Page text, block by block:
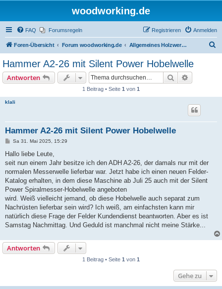
woodworking.de
FAQ Forumsregeln Anmelden
Registrieren
Foren-Übersicht Forum woodworking.de Allgemeines Holzwerkerforum - das laute Forum
Hammer A2-26 mit Silent Power Hobelwelle
Antworten Suche
1 Beitrag • Seite 1 von 1
klali
Hammer A2-26 mit Silent Power Hobelwelle
B
i
r
a
Sa 31. Mai 2025, 15:29
Hallo liebe Leute,
seit nun einem Jahr besitze ich den ADH A2-26, der damals nur mit der
normalen Messerwelle lieferbar war. Jetzt habe ich einen neuen Felder-
Katalog erhalten, in dem diese Maschine ab Juli 25 auch mit der Silent
Power Spiralmesser-Hobelwelle angeboten
wird. Weiß vielleicht jemand, ob diese Hobelwelle auch separat zum
Nachrüsten lieferbar sein wird? Ich weiß, am einfachsten kann mir
natürlich diese Frage der Felder Kundendienst beantworten. Aber es ist
Samstag Nachmittag. Und Geduld ist manchmal nicht meine Stärke...
Antworten
1 Beitrag • Seite 1 von 1
Gehe zu